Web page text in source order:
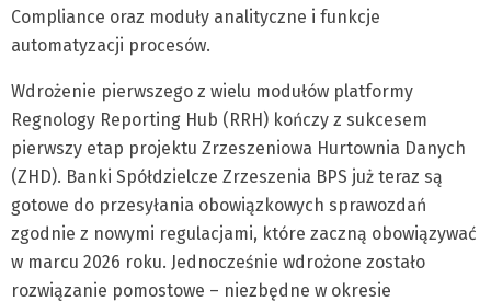
Compliance oraz moduły analityczne i funkcje
automatyzacji procesów.
Wdrożenie pierwszego z wielu modułów platformy
Regnology Reporting Hub (RRH) kończy z sukcesem
pierwszy etap projektu Zrzeszeniowa Hurtownia Danych
(ZHD). Banki Spółdzielcze Zrzeszenia BPS już teraz są
gotowe do przesyłania obowiązkowych sprawozdań
zgodnie z nowymi regulacjami, które zaczną obowiązywać
w marcu 2026 roku. Jednocześnie wdrożone zostało
rozwiązanie pomostowe – niezbędne w okresie